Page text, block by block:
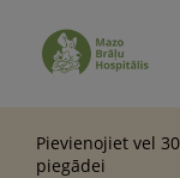
Pievienojiet vel
piegādei